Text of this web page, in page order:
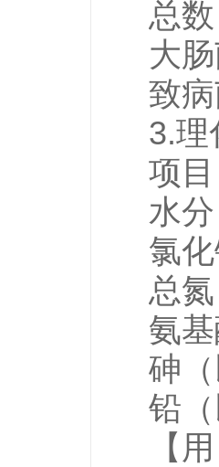
总
大
致
3.理
项
水
氯
总
氨
砷
铅
【